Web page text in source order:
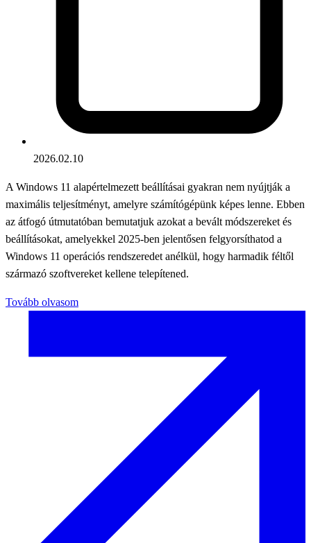
2026.02.10
A Windows 11 alapértelmezett beállításai gyakran nem nyújtják a
maximális teljesítményt, amelyre számítógépünk képes lenne. Ebben
az átfogó útmutatóban bemutatjuk azokat a bevált módszereket és
beállításokat, amelyekkel 2025-ben jelentősen felgyorsíthatod a
Windows 11 operációs rendszeredet anélkül, hogy harmadik féltől
származó szoftvereket kellene telepítened.
Tovább olvasom